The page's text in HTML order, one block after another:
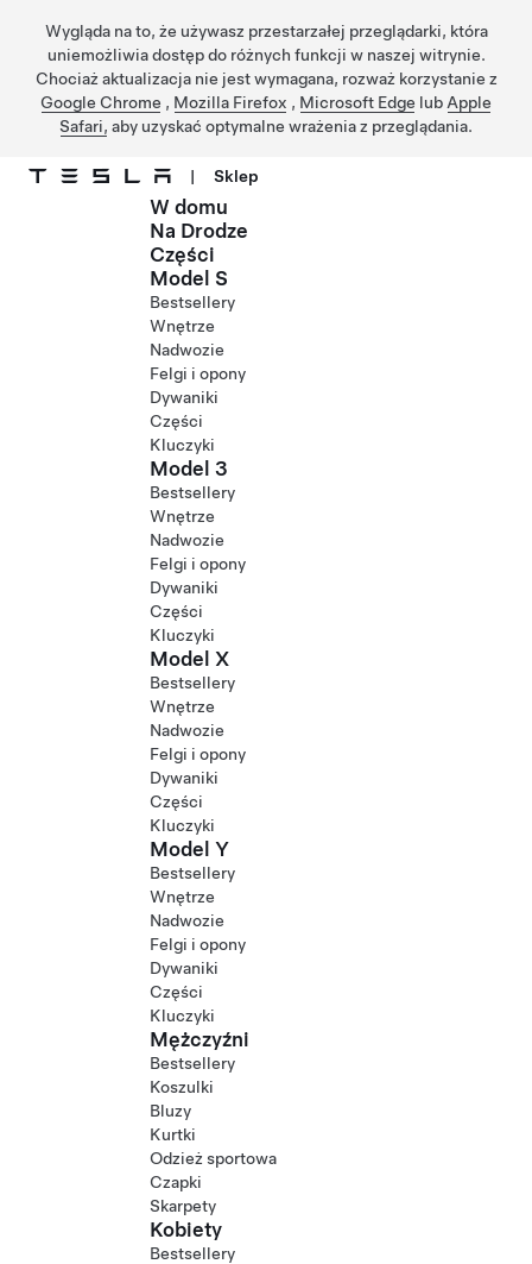
Wygląda na to, że używasz przestarzałej przeglądarki, która
uniemożliwia dostęp do różnych funkcji w naszej witrynie.
Chociaż aktualizacja nie jest wymagana, rozważ korzystanie z
Google Chrome , Mozilla Firefox , Microsoft Edge lub Apple
Safari, aby uzyskać optymalne wrażenia z przeglądania.
Przejdź do głównej zawartości
| Sklep
W domu
Na Drodze
Części
Model S
Bestsellery
Wnętrze
Nadwozie
Felgi i opony
Dywaniki
Części
Kluczyki
Model 3
Bestsellery
Wnętrze
Nadwozie
Felgi i opony
Dywaniki
Części
Kluczyki
Model X
Bestsellery
Wnętrze
Nadwozie
Felgi i opony
Dywaniki
Części
Kluczyki
Model Y
Bestsellery
Wnętrze
Nadwozie
Felgi i opony
Dywaniki
Części
Kluczyki
Mężczyźni
Bestsellery
Koszulki
Bluzy
Kurtki
Odzież sportowa
Czapki
Skarpety
Kobiety
Bestsellery